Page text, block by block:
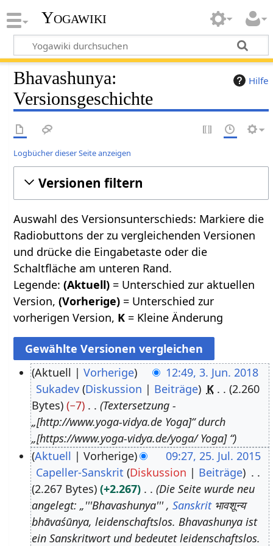
Yogawiki
Hilfe
Bhavashunya:
Versionsgeschichte
Logbücher dieser Seite anzeigen
Versionen filtern
Auswahl des Versionsunterschieds: Markiere die
Radiobuttons der zu vergleichenden Versionen
und drücke die Eingabetaste oder die
Schaltfläche am unteren Rand.
Legende:(Aktuell) = Unterschied zur aktuellen
Version,(Vorherige) = Unterschied zur
vorherigen Version, K = Kleine Änderung
n
Aktuell Vorherige
12:49, 3. Jun. 2018
Sukadev Diskussion Beiträge K
2.260
Bytes
−7
Textersetzung -
„[http://www.yoga-vidya.de Yoga]“ durch
„[https://www.yoga-vidya.de/yoga/ Yoga] “
Aktuell Vorherige
09:27, 25. Jul. 2015
Capeller-Sanskrit Diskussion
Beiträge
2.267 Bytes
+2.267
Die Seite wurde neu
angelegt: „'''Bhavashunya''' , Sanskritभावशून्य
bhāvaśūnya, leidenschaftslos. Bhavashunya ist
ein Sanskritwort und bedeutet leidenschaftslos.